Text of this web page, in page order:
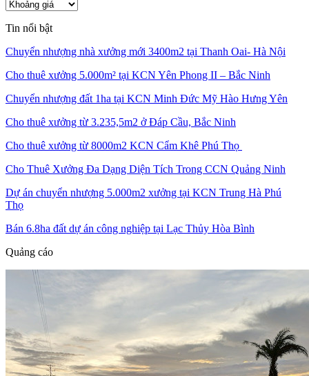
Tin nổi bật
Chuyển nhượng nhà xưởng mới 3400m2 tại Thanh Oai- Hà Nội
Cho thuê xưởng 5.000m² tại KCN Yên Phong II – Bắc Ninh
Chuyển nhượng đất 1ha tại KCN Minh Đức Mỹ Hào Hưng Yên
Cho thuê xưởng từ 3.235,5m2 ở Đáp Cầu, Bắc Ninh
Cho thuê xưởng từ 8000m2 KCN Cẩm Khê Phú Thọ
Cho Thuê Xưởng Đa Dạng Diện Tích Trong CCN Quảng Ninh
Dự án chuyển nhượng 5.000m2 xưởng tại KCN Trung Hà Phú
Thọ
Bán 6.8ha đất dự án công nghiệp tại Lạc Thủy Hòa Bình
Quảng cáo